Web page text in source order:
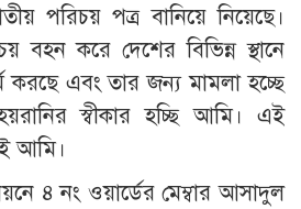
পরিচয় পত্র বানিয়ে নিয়েছে।
বহন করে দেশের বিভিন্ন স্থানে
করছে এবং তার জন্য মামলা হচ্ছে
স্বীকার হচ্ছি আমি। এই
আমি।
৪ নং ওয়ার্ডের মেম্বার আসাদুল